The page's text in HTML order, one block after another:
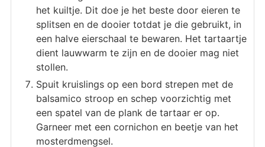
het kuiltje. Dit doe je het beste door eieren te
splitsen en de dooier totdat je die gebruikt, in
een halve eierschaal te bewaren. Het tartaartje
dient lauwwarm te zijn en de dooier mag niet
stollen.
Spuit kruislings op een bord strepen met de
balsamico stroop en schep voorzichtig met
een spatel van de plank de tartaar er op.
Garneer met een cornichon en beetje van het
mosterdmengsel.